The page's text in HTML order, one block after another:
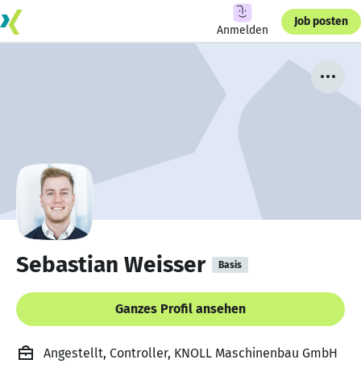
Anmelden
Job posten
Sebastian Weisser Basis
Ganzes Profil ansehen
Angestellt, Controller, KNOLL Maschinenbau GmbH